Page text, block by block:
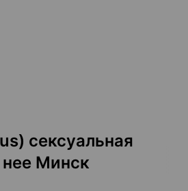
сексуальная
Минск